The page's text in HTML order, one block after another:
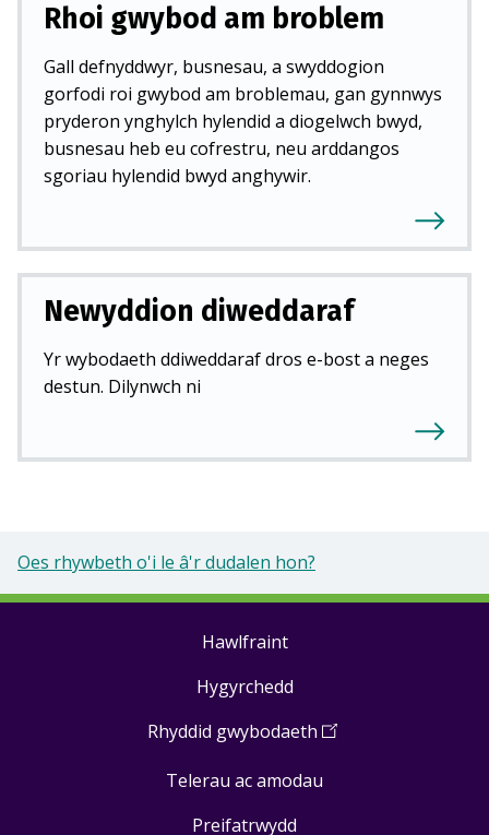
Rhoi gwybod am broblem
Gall defnyddwyr, busnesau, a swyddogion
gorfodi roi gwybod am broblemau, gan gynnwys
pryderon ynghylch hylendid a diogelwch bwyd,
busnesau heb eu cofrestru, neu arddangos
sgoriau hylendid bwyd anghywir.
Newyddion diweddaraf
Yr wybodaeth ddiweddaraf dros e-bost a neges
destun. Dilynwch ni
Oes rhywbeth o'i le â'r dudalen hon?
Hawlfraint
Hygyrchedd
Rhyddid gwybodaeth (Open
a
Telerau ac amodau
Preifatrwydd